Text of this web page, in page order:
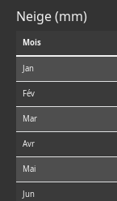
Neige (mm)
Mois
Jan
Fév
Mar
Avr
Mai
Jun